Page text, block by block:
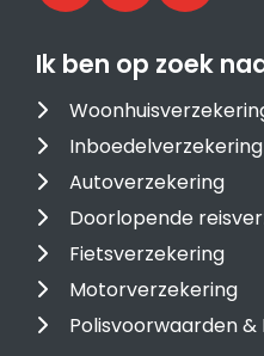
Ik ben op zoek
Inboedelverzekering
Autoverzekering
Doorlopende
Fietsverzekering
Motorverzekering
Polisvoorwaarden &